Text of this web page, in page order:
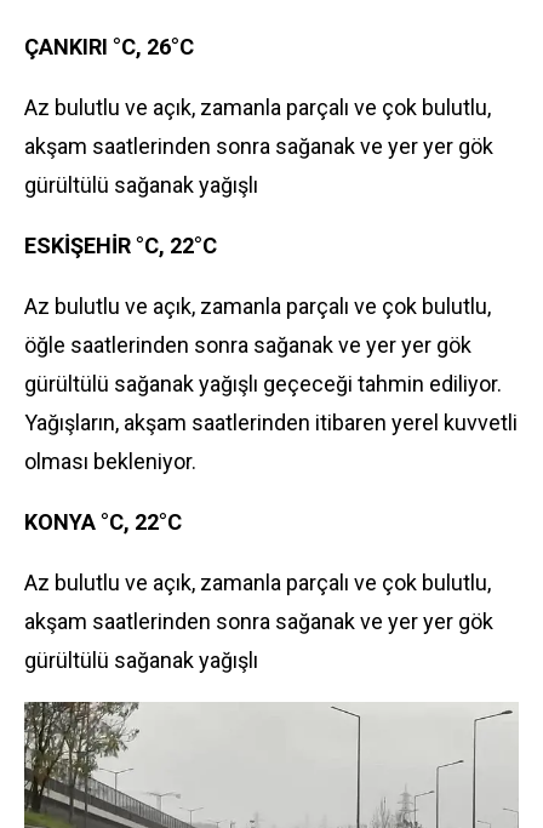
ÇANKIRI °C, 26°C
Az bulutlu ve açık, zamanla parçalı ve çok bulutlu,
akşam saatlerinden sonra sağanak ve yer yer gök
gürültülü sağanak yağışlı
ESKİŞEHİR °C, 22°C
Az bulutlu ve açık, zamanla parçalı ve çok bulutlu,
öğle saatlerinden sonra sağanak ve yer yer gök
gürültülü sağanak yağışlı geçeceği tahmin ediliyor.
Yağışların, akşam saatlerinden itibaren yerel kuvvetli
olması bekleniyor.
KONYA °C, 22°C
Az bulutlu ve açık, zamanla parçalı ve çok bulutlu,
akşam saatlerinden sonra sağanak ve yer yer gök
gürültülü sağanak yağışlı